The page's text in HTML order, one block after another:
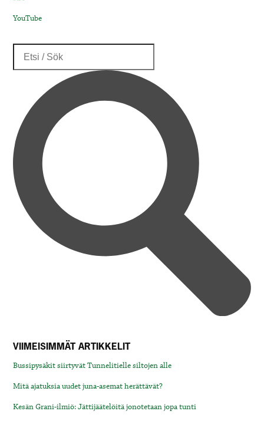
YouTube
VIIMEISIMMÄT ARTIKKELIT
Bussipysäkit siirtyvät Tunnelitielle siltojen alle
Mitä ajatuksia uudet juna-asemat herättävät?
Kesän Grani-ilmiö: Jättijäätelöitä jonotetaan jopa tunti